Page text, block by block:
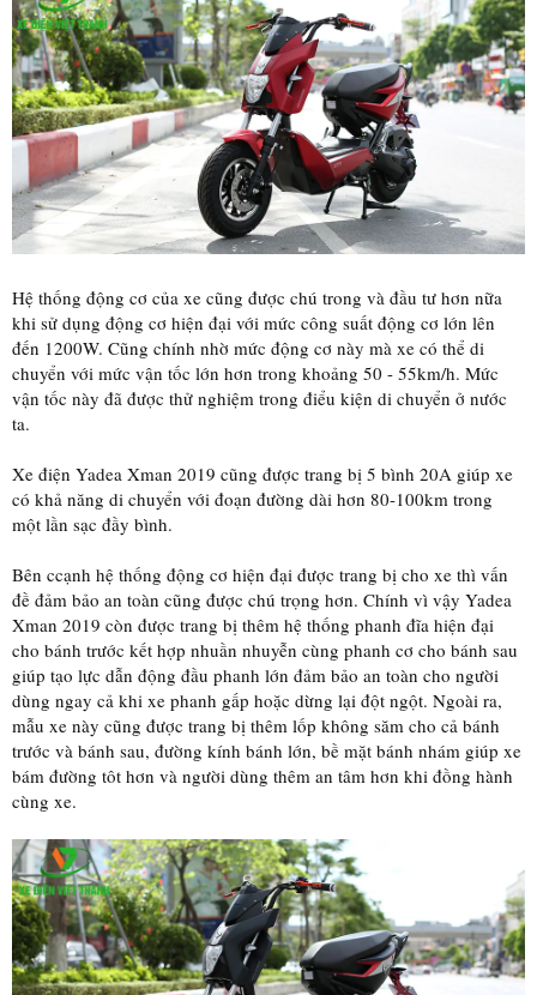
Hệ thống động cơ của xe cũng được chú trong và đầu tư hơn nữa
khi sử dụng động cơ hiện đại với mức công suất động cơ lớn lên
đến 1200W. Cũng chính nhờ mức động cơ này mà xe có thể di
chuyển với mức vận tốc lớn hơn trong khoảng 50 - 55km/h. Mức
vận tốc này đã được thử nghiệm trong điểu kiện di chuyển ở nước
ta.
Xe điện Yadea Xman 2019 cũng được trang bị 5 bình 20A giúp xe
có khả năng di chuyển với đoạn đường dài hơn 80-100km trong
một lần sạc đầy bình.
Bên ccạnh hệ thống động cơ hiện đại được trang bị cho xe thì vấn
đề đảm bảo an toàn cũng được chú trọng hơn. Chính vì vậy Yadea
Xman 2019 còn được trang bị thêm hệ thống phanh đĩa hiện đại
cho bánh trước kết hợp nhuần nhuyễn cùng phanh cơ cho bánh sau
giúp tạo lực dẫn động đầu phanh lớn đảm bảo an toàn cho người
dùng ngay cả khi xe phanh gấp hoặc dừng lại đột ngột. Ngoài ra,
mẫu xe này cũng được trang bị thêm lốp không săm cho cả bánh
trước và bánh sau, đường kính bánh lớn, bề mặt bánh nhám giúp xe
bám đường tôt hơn và người dùng thêm an tâm hơn khi đồng hành
cùng xe.